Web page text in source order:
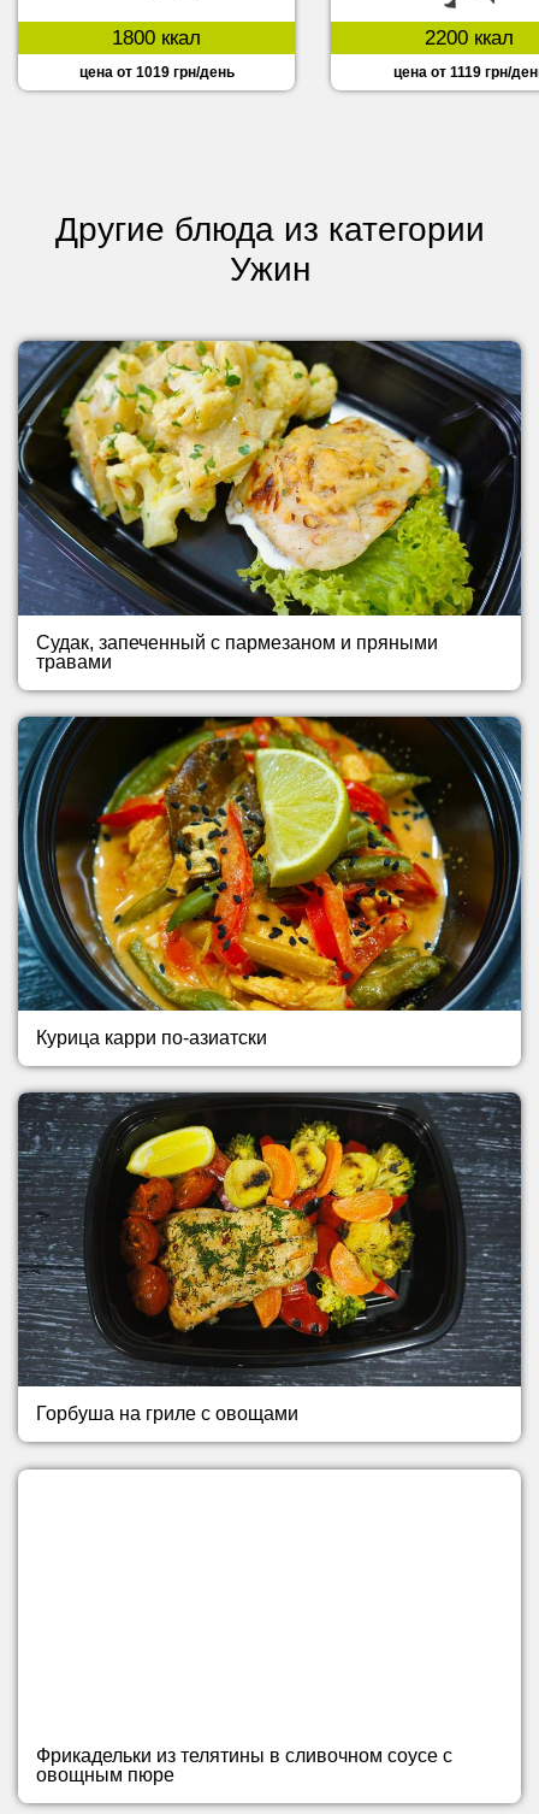
1800 ккал
цена от 1019 грн/день
2200 ккал
цена от 1119 грн/
Другие блюда из категории
Ужин
Судак, запеченный с пармезаном и пряными
травами
Курица карри по-азиатски
Горбуша на гриле с овощами
Фрикадельки из телятины в сливочном соусе с
овощным пюре